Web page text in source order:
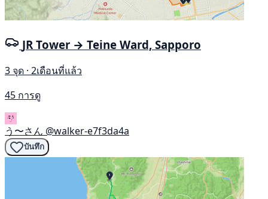
JR Tower → Teine Ward, Sapporo
3 จุด · 2เดือนที่แล้ว
45 การดู
う〜さん @walker-e7f3da4a
บันทึก